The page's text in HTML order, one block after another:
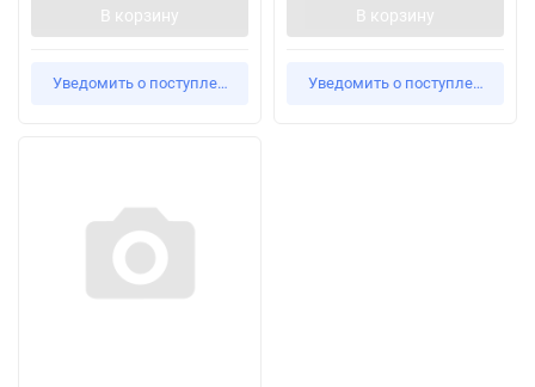
В корзину
Уведомить о поступлении
В корзину
Уведомить о поступлении